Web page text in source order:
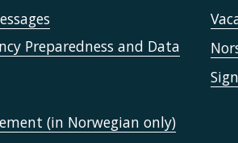
Preparedness and Data
(in Norwegian only)